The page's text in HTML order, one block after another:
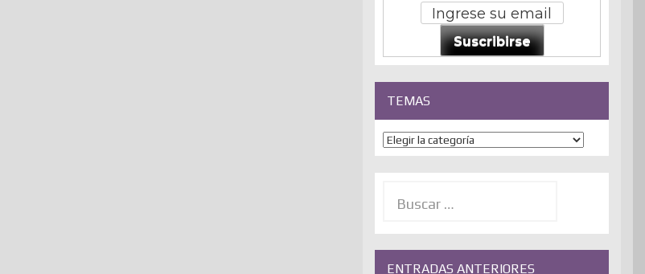
Suscribirse
TEMAS
Temas
ENTRADAS ANTERIORES